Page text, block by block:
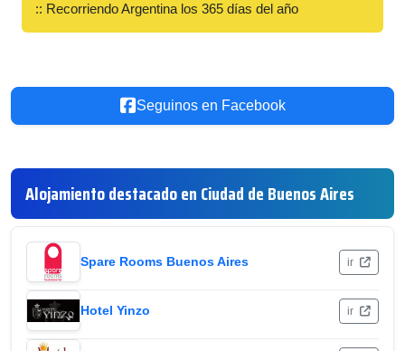
:: Recorriendo Argentina los 365 días del año
Seguinos en Facebook
Alojamiento destacado en Ciudad de Buenos Aires
Spare Rooms Buenos Aires ir
Hotel Yinzo ir